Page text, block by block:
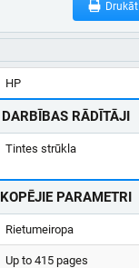
Drukāt
HP
DARBĪBAS RĀDĪTĀJI
Tintes strūkla
KOPĒJIE PARAMETRI
Rietumeiropa
Up to 415 pages